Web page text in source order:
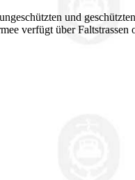
und
verfügt über Faltstrassen